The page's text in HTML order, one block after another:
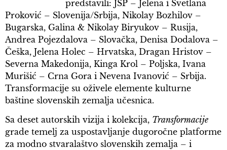
predstavili: JSP – Jelena i Svetlana
Proković – Slovenija/Srbija, Nikolay Bozhilov –
Bugarska, Galina & Nikolay Biryukov – Rusija,
Andrea Pojezdalova – Slovačka, Denisa Dodalova –
Češka, Jelena Holec – Hrvatska, Dragan Hristov –
Severna Makedonija, Kinga Krol – Poljska, Ivana
Murišić – Crna Gora i Nevena Ivanović – Srbija.
Transformacije su oživele elemente kulturne
baštine slovenskih zemalja učesnica.
Sa deset autorskih vizija i kolekcija, Transformacije
grade temelj za uspostavljanje dugoročne platforme
za modno stvaralaštvo slovenskih zemalja – i